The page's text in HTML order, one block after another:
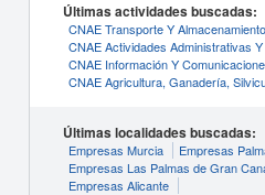
Últimas actividades buscadas:
CNAE Transporte Y Almacenamiento
CNAE Actividades Administrativas
CNAE Información Y
CNAE Agricultura, Ganadería,
Últimas localidades buscadas:
Empresas Murcia
Empresas
Empresas Las Palmas de Gran
Empresas Alicante